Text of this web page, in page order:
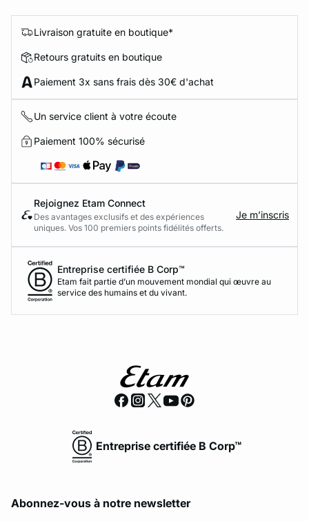
Livraison gratuite en boutique*
Retours gratuits en boutique
Paiement 3x sans frais dès 30€ d'achat
Un service client à votre écoute
Paiement 100% sécurisé
Rejoignez Etam Connect
Des avantages exclusifs et des expériences
uniques. Vos 100 premiers points fidélités offerts.
Je m’inscris
Entreprise certifiée B Corp™
Etam fait partie d’un mouvement mondial qui œuvre au
service des humains et du vivant.
Entreprise certifiée B Corp™
Abonnez-vous à notre newsletter